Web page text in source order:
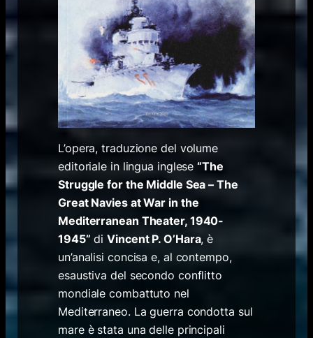
L’opera, traduzione del volume
editoriale in lingua inglese“The
Struggle for the Middle Sea – The
Great Navies at War in the
Mediterranean Theater, 1940-
1945” diVincent P. O’Hara, è
un’analisi concisa e, al contempo,
esaustiva del secondo conflitto
mondiale combattuto nel
Mediterraneo. La guerra condotta sul
mare è stata una delle principali